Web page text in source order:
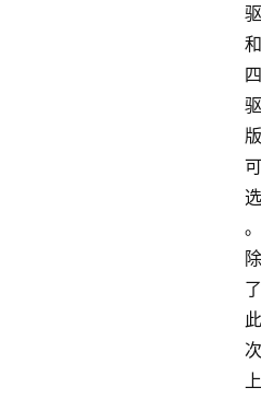
驱
和
四
驱
版
可
选
。
除
了
此
次
上